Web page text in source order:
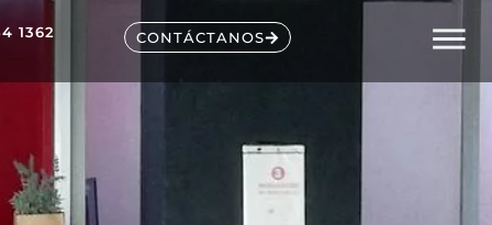
1362 CONTÁCTANOS